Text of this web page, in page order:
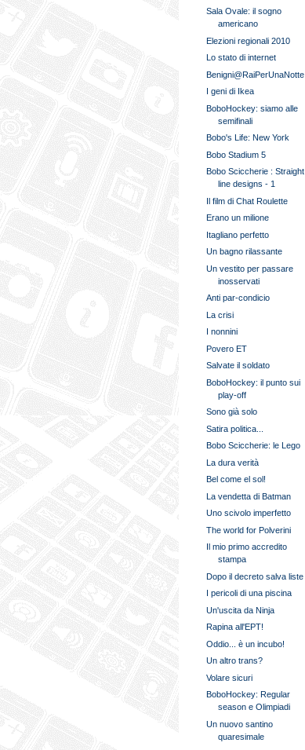
Sala Ovale: il sogno
americano
Elezioni regionali 2010
Lo stato di internet
Benigni@RaiPerUnaNotte
I geni di Ikea
BoboHockey: siamo alle
semifinali
Bobo's Life: New York
Bobo Stadium 5
Bobo Sciccherie : Straight
line designs - 1
Il film di Chat Roulette
Erano un milione
Itagliano perfetto
Un bagno rilassante
Un vestito per passare
inosservati
Anti par-condicio
La crisi
I nonnini
Povero ET
Salvate il soldato
BoboHockey: il punto sui
play-off
Sono già solo
Satira politica...
Bobo Sciccherie: le Lego
La dura verità
Bel come el sol!
La vendetta di Batman
Uno scivolo imperfetto
The world for Polverini
Il mio primo accredito
stampa
Dopo il decreto salva liste
I pericoli di una piscina
Un'uscita da Ninja
Rapina all'EPT!
Oddio... è un incubo!
Un altro trans?
Volare sicuri
BoboHockey: Regular
season e Olimpiadi
Un nuovo santino
quaresimale